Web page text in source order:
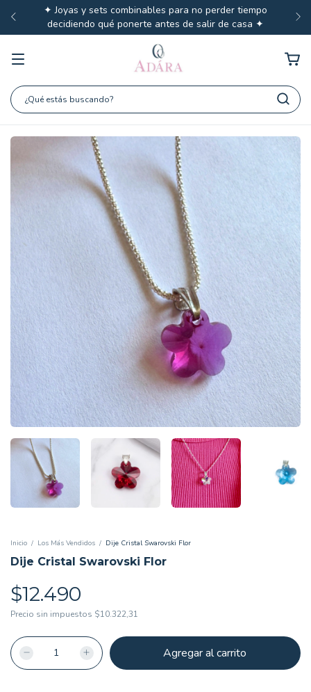
✦ Joyas y sets combinables para no perder tiempo
decidiendo qué ponerte antes de salir de casa ✦
Inicio / Los Más Vendidos / Dije Cristal Swarovski Flor
Dije Cristal Swarovski Flor
$12.490
Precio sin impuestos $10.322,31